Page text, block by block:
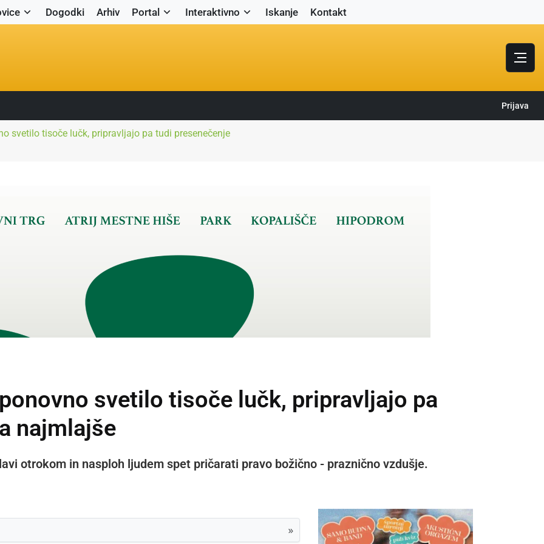
Dogodki Arhiv Portal Interaktivno Iskanje Kontakt
Prijava
svetilo tisoče lučk, pripravljajo pa tudi presenečenje
svetilo tisoče lučk, pripravljajo pa
najmlajše
otrokom in nasploh ljudem spet pričarati pravo božično - praznično vzdušje.
»